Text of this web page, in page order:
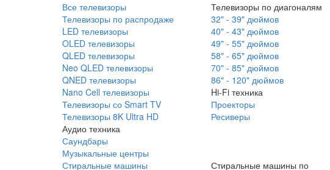
Все телевизоры
Телевизоры по распродаже
LED телевизоры
OLED телевизоры
QLED телевизоры
Neo QLED телевизоры
QNED телевизоры
Nano Cell телевизоры
Телевизоры со Smart TV
Телевизоры 8K Ultra HD
Аудио техника
Саундбары
Музыкальные центры
Телевизоры по диагоналям
32" - 39" дюймов
40" - 43" дюймов
49" - 55" дюймов
58" - 65" дюймов
70" - 85" дюймов
86" - 120" дюймов
Hi-Fi техника
Проекторы
Ресиверы
Стиральные машины
Стиральные машины по